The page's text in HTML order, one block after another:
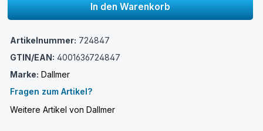
In den Warenkorb
Artikelnummer: 724847
GTIN/EAN: 4001636724847
Marke: Dallmer
Fragen zum Artikel?
Weitere Artikel von Dallmer